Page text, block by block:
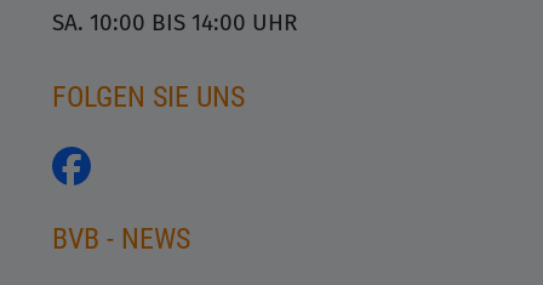
SA. 10:00 BIS 14:00 UHR
FOLGEN SIE UNS
BVB - NEWS